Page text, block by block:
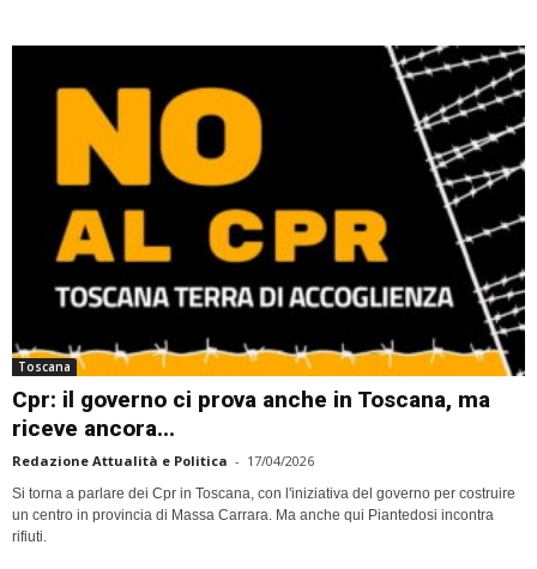
Toscana
Cpr: il governo ci prova anche in Toscana, ma
riceve ancora...
Redazione Attualità e Politica - 17/04/2026
Si torna a parlare dei Cpr in Toscana, con l'iniziativa del governo per costruire
un centro in provincia di Massa Carrara. Ma anche qui Piantedosi incontra
rifiuti.